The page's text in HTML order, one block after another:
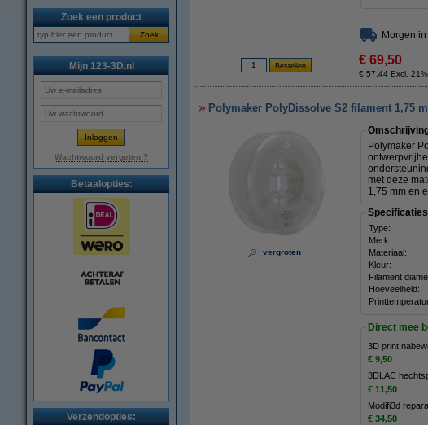
Zoek een product
Zoek
Mijn 123-3D.nl
Wachtwoord vergeten ?
Betaalopties:
Verzendopties:
Morgen
€ 69,50
€ 57,44 Excl.
Polymaker PolyDissolve S2 filament 1,75
vergroten
Polymaker
met deze
1,75 mm en
Specificaties
Type:
Merk:
Materiaal:
Kleur:
Filament
Hoeveelheid:
Direct mee
3D print
€ 9,50
3DLAC
€ 11,50
Modifi3d
€ 34,50